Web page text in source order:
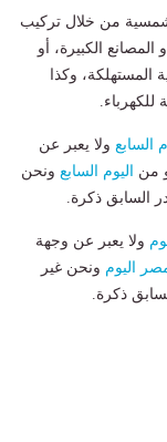
من خلال تركيب
الكبيرة، أو
المستهلكة، وكذا
السابع ولا يعبر عن
من اليوم السابع ونحن
السابق ذكرة.
ولا يعبر عن وجهة
اليوم ونحن غير
ذكرة.